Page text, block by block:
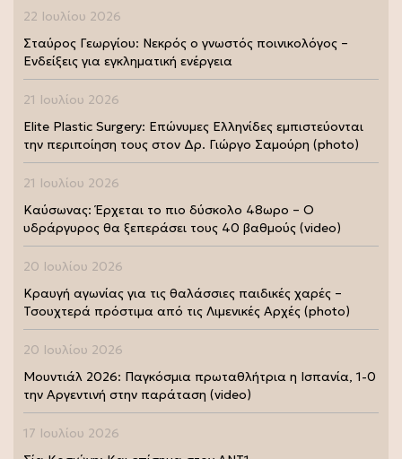
22 Ιουλίου 2026
Σταύρος Γεωργίου: Νεκρός ο γνωστός ποινικολόγος –
Ενδείξεις για εγκληματική ενέργεια
21 Ιουλίου 2026
Elite Plastic Surgery: Επώνυμες Ελληνίδες εμπιστεύονται
την περιποίηση τους στον Δρ. Γιώργο Σαμούρη (photo)
21 Ιουλίου 2026
Καύσωνας: Έρχεται το πιο δύσκολο 48ωρο – Ο
υδράργυρος θα ξεπεράσει τους 40 βαθμούς (video)
20 Ιουλίου 2026
Κραυγή αγωνίας για τις θαλάσσιες παιδικές χαρές –
Τσουχτερά πρόστιμα από τις Λιμενικές Αρχές (photo)
20 Ιουλίου 2026
Μουντιάλ 2026: Παγκόσμια πρωταθλήτρια η Ισπανία, 1-0
την Αργεντινή στην παράταση (video)
17 Ιουλίου 2026